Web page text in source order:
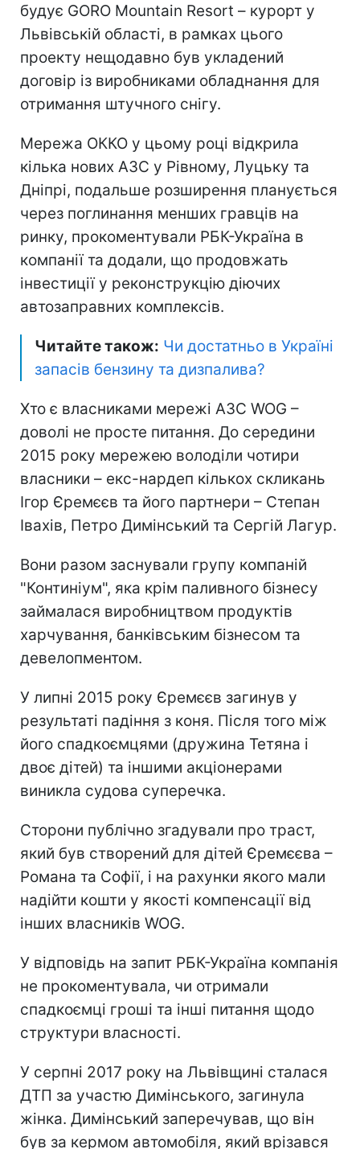
будує GORO Mountain Resort – курорт у
Львівській області, в рамках цього
проекту нещодавно був укладений
договір із виробниками обладнання для
отримання штучного снігу.
Мережа ОККО у цьому році відкрила
кілька нових АЗС у Рівному, Луцьку та
Дніпрі, подальше розширення планується
через поглинання менших гравців на
ринку, прокоментували РБК-Україна в
компанії та додали, що продовжать
інвестиції у реконструкцію діючих
автозаправних комплексів.
Читайте також: Чи достатньо в Україні
запасів бензину та дизпалива?
Хто є власниками мережі АЗС WOG –
доволі не просте питання. До середини
2015 року мережею володіли чотири
власники – екс-нардеп кількох скликань
Ігор Єремєєв та його партнери – Степан
Івахів, Петро Димінський та Сергій Лагур.
Вони разом заснували групу компаній
"Континіум", яка крім паливного бізнесу
займалася виробництвом продуктів
харчування, банківським бізнесом та
девелопментом.
У липні 2015 року Єремєєв загинув у
результаті падіння з коня. Після того між
його спадкоємцями (дружина Тетяна і
двоє дітей) та іншими акціонерами
виникла судова суперечка.
Сторони публічно згадували про траст,
який був створений для дітей Єремєєва –
Романа та Софії, і на рахунки якого мали
надійти кошти у якості компенсації від
інших власників WOG.
У відповідь на запит РБК-Україна компанія
не прокоментувала, чи отримали
спадкоємці гроші та інші питання щодо
структури власності.
У серпні 2017 року на Львівщині сталася
ДТП за участю Димінського, загинула
жінка. Димінський заперечував, що він
був за кермом автомобіля, який врізався